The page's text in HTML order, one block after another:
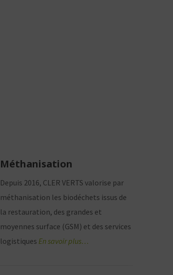
Méthanisation
Depuis 2016, CLER VERTS valorise par
méthanisation les biodéchets issus de
la restauration, des grandes et
moyennes surface (GSM) et des services
logistiques En savoir plus…